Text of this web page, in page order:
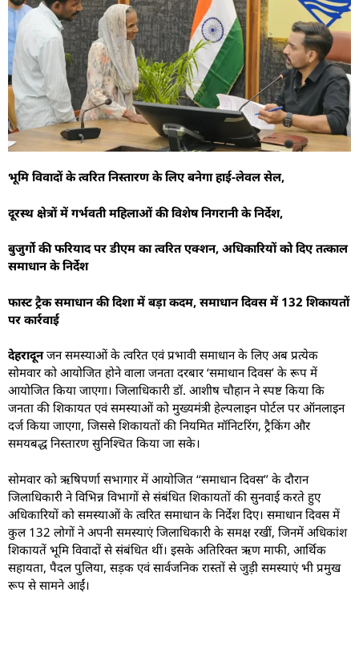
भूमि विवादों के त्वरित निस्तारण के लिए बनेगा हाई-लेवल सेल,
दूरस्थ क्षेत्रों में गर्भवती महिलाओं की विशेष निगरानी के निर्देश,
बुजुर्गो की फरियाद पर डीएम का त्वरित एक्शन, अधिकारियों को दिए तत्काल
समाधान के निर्देश
फास्ट ट्रैक समाधान की दिशा में बड़ा कदम, समाधान दिवस में 132 शिकायतों
पर कार्रवाई
देहरादूनजन समस्याओं के त्वरित एवं प्रभावी समाधान के लिए अब प्रत्येक
सोमवार को आयोजित होने वाला जनता दरबार ‘समाधान दिवस’ के रूप में
आयोजित किया जाएगा। जिलाधिकारी डॉ. आशीष चौहान ने स्पष्ट किया कि
जनता की शिकायत एवं समस्याओं को मुख्यमंत्री हेल्पलाइन पोर्टल पर ऑनलाइन
दर्ज किया जाएगा, जिससे शिकायतों की नियमित मॉनिटरिंग, ट्रैकिंग और
समयबद्ध निस्तारण सुनिश्चित किया जा सके।
सोमवार को ऋषिपर्णा सभागार में आयोजित ‘‘समाधान दिवस’’ के दौरान
जिलाधिकारी ने विभिन्न विभागों से संबंधित शिकायतों की सुनवाई करते हुए
अधिकारियों को समस्याओं के त्वरित समाधान के निर्देश दिए। समाधान दिवस में
कुल 132 लोगों ने अपनी समस्याएं जिलाधिकारी के समक्ष रखीं, जिनमें अधिकांश
शिकायतें भूमि विवादों से संबंधित थीं। इसके अतिरिक्त ऋण माफी, आर्थिक
सहायता, पैदल पुलिया, सड़क एवं सार्वजनिक रास्तों से जुड़ी समस्याएं भी प्रमुख
रूप से सामने आईं।